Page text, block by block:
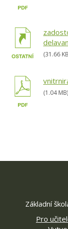
(31.66
(1.04 MB)
Základní
Pro